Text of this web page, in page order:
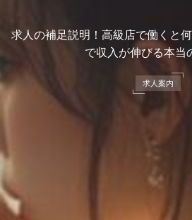
求人の補足説明！高級店で働くと
で収入が伸びる本当
求人案内